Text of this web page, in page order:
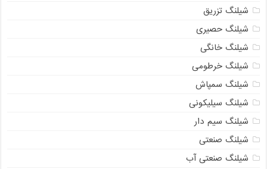
شیلنگ تزریق
شیلنگ حصیری
شیلنگ خانگی
شیلنگ خرطومی
شیلنگ سمپاش
شیلنگ سیلیکونی
شیلنگ سیم دار
شیلنگ صنعتی
شیلنگ صنعتی آب